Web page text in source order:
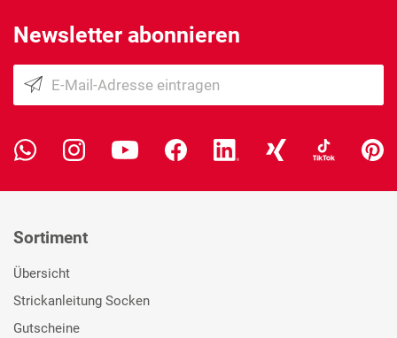
Newsletter abonnieren
Sortiment
Übersicht
Strickanleitung Socken
Gutscheine